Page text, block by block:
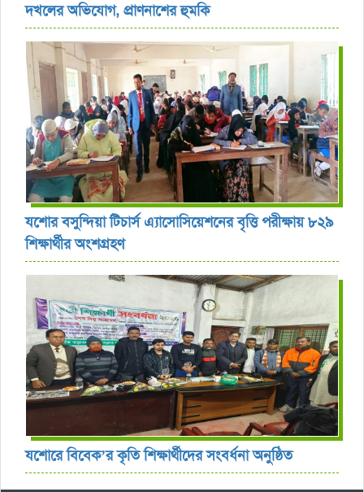
দখলের অভিযোগ, প্রাণনাশের হুমকি
যশোর বসুন্দিয়া টিচার্স এ্যাসোসিয়েশনের বৃত্তি পরীক্ষায় ৮২৯
শিক্ষার্থীর অংশগ্রহণ
যশোরে বিবেক’র কৃতি শিক্ষার্থীদের সংবর্ধনা অনুষ্ঠিত